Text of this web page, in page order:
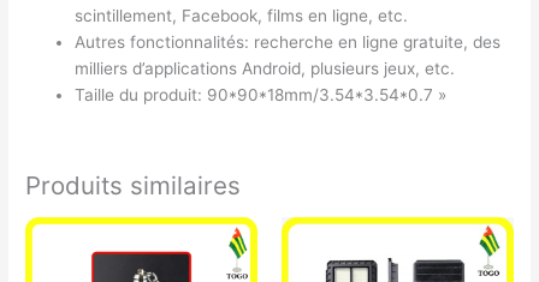
scintillement, Facebook, films en ligne, etc.
Autres fonctionnalités: recherche en ligne gratuite, des
milliers d’applications Android, plusieurs jeux, etc.
Taille du produit: 90*90*18mm/3.54*3.54*0.7 »
Produits similaires